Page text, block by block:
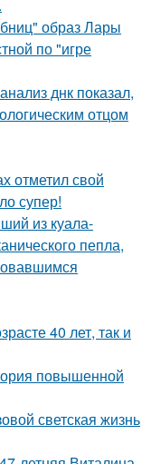
образ Лары
по "игре
днк показал,
отцом
отметил свой
супер!
из куала-
пепла,
40 лет, так и
повышенной
светская жизнь